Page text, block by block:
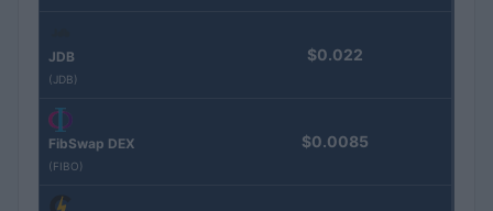
JDB
(JDB)
$0.022
FibSwap DEX
(FIBO)
$0.0085